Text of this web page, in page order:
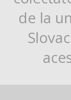
de la